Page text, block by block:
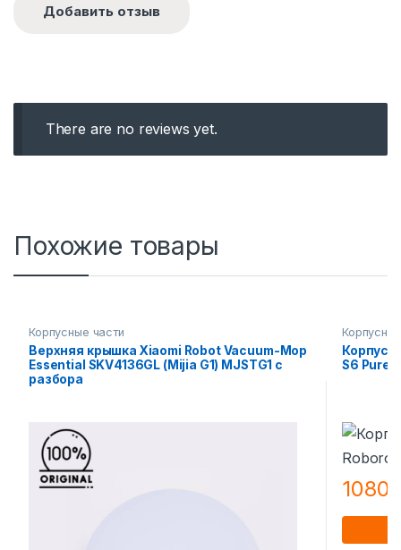
There are no reviews yet.
Похожие товары
Корпусные части
Верхняя крышка Xiaomi Robot Vacuum-Mop
Essential SKV4136GL (Mijia G1) MJSTG1 с
разбора
Корпус
S6 Pure
1080